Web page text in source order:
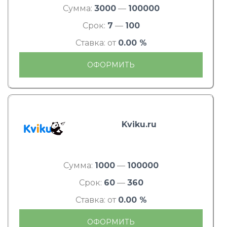
Сумма: 3000— 100000
Срок: 7 — 100
Ставка: от 0.00 %
ОФОРМИТЬ
Kviku.ru
Сумма: 1000 — 100000
Срок: 60— 360
Ставка: от 0.00 %
ОФОРМИТЬ